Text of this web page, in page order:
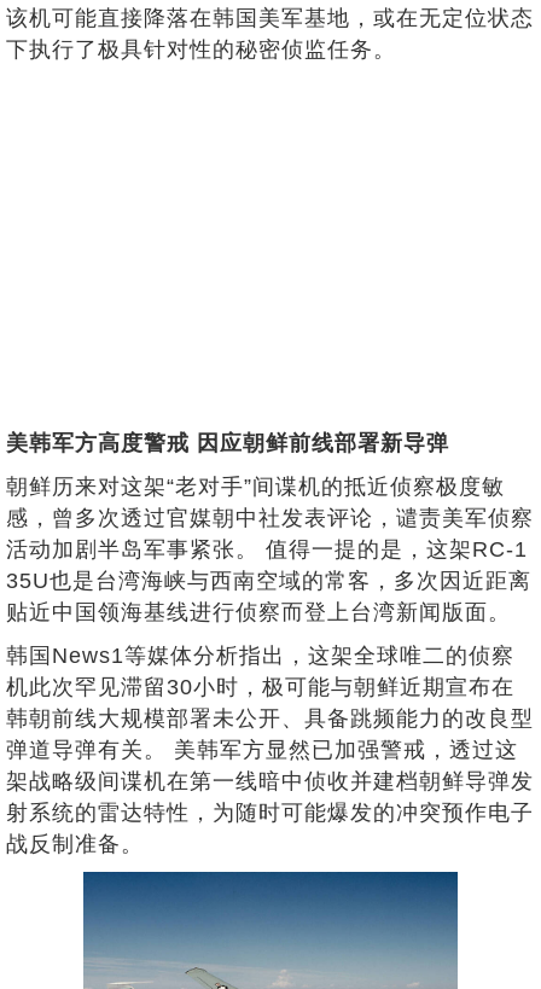
该机可能直接降落在韩国美军基地，或在无定位状态
下执行了极具针对性的秘密侦监任务。
美韩军方高度警戒 因应朝鲜前线部署新导弹
朝鲜历来对这架“老对手”间谍机的抵近侦察极度敏
感，曾多次透过官媒朝中社发表评论，谴责美军侦察
活动加剧半岛军事紧张。 值得一提的是，这架RC-1
35U也是台湾海峡与西南空域的常客，多次因近距离
贴近中国领海基线进行侦察而登上台湾新闻版面。
韩国News1等媒体分析指出，这架全球唯二的侦察
机此次罕见滞留30小时，极可能与朝鲜近期宣布在
韩朝前线大规模部署未公开、具备跳频能力的改良型
弹道导弹有关。 美韩军方显然已加强警戒，透过这
架战略级间谍机在第一线暗中侦收并建档朝鲜导弹发
射系统的雷达特性，为随时可能爆发的冲突预作电子
战反制准备。